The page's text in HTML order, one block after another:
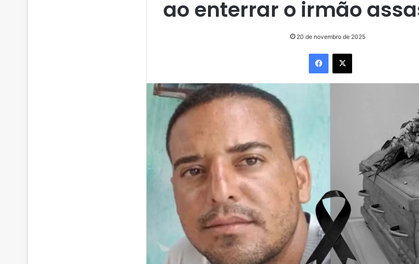
ao enterrar o irmão
20 de novembro de 2025
Facebook
X